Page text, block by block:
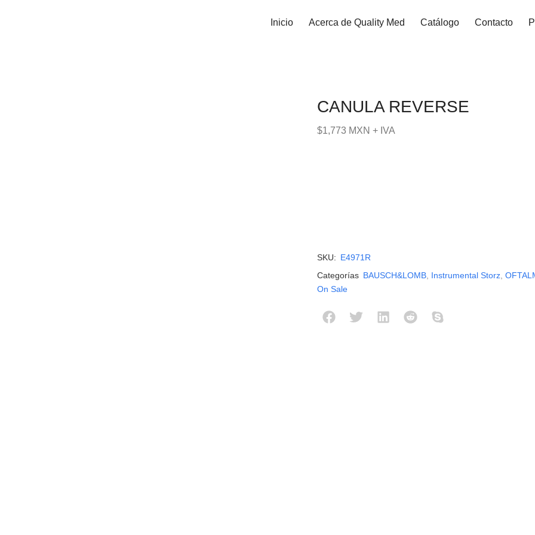
Inicio Acerca de Quality Med Catálogo Contacto
CANULA REVERSE
$1,773 MXN + IVA
SKU: E4971R
Categorías BAUSCH&LOMB, Instrumental Storz,
On Sale